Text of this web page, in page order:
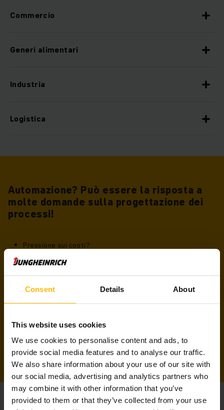
Consent Details About
This website uses cookies
We use cookies to personalise content and ads, to
provide social media features and to analyse our traffic.
We also share information about your use of our site with
our social media, advertising and analytics partners who
may combine it with other information that you’ve
provided to them or that they’ve collected from your use
Commercio
Generi alimentari
Industria
Logistica
Automazione? Può essere la risposta a
molte domande sulla progettazione dei
processi!
Pressione sui costi?
Maggiore efficienza?
Carenza di manodopera qualificata?
Velocità di trasmissione?
Scopri come l'automazione può far progredire il tuo